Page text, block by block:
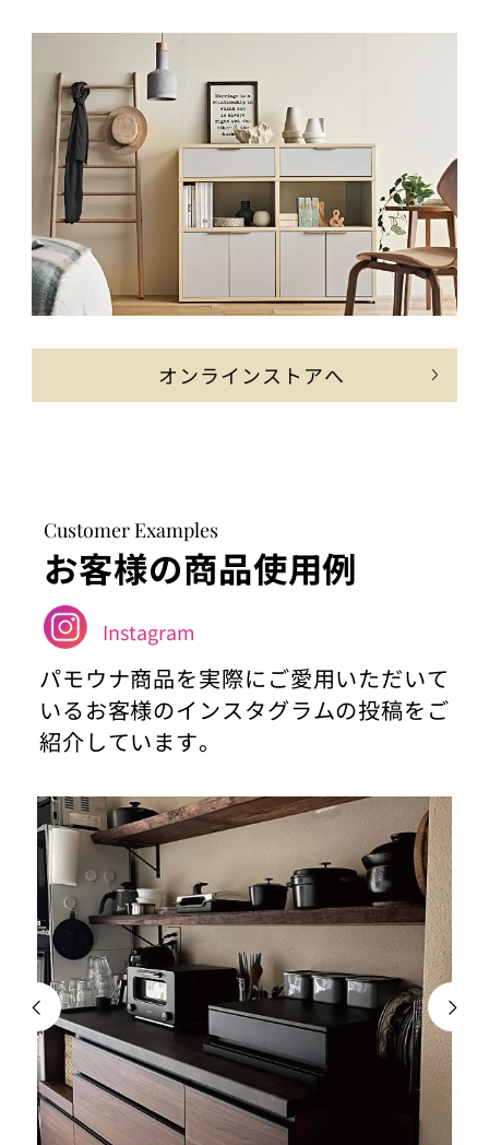
オンラインストアへ
Customer Examples
お客様の商品使用例
Instagram
パモウナ商品を実際にご愛用いただいて
いるお客様のインスタグラムの投稿をご
紹介しています。